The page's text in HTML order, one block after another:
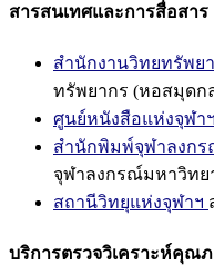
สารสนเทศและการสื่อสาร
สำนักงานวิทยทรัพย
ทรัพยากร (หอสมุดก
ศูนย์หนังสือแห่งจุฬาฯ
สำนักพิมพ์จุฬาลงก
จุฬาลงกรณ์มหาวิทย
สถานีวิทยุแห่งจุฬาฯ
บริการตรวจวิเคราะห์คุณ